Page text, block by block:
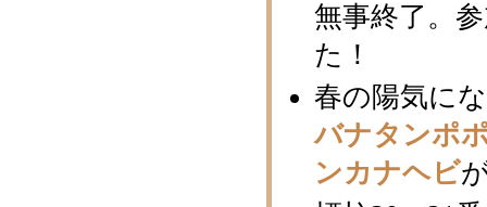
無事終了。
た！
春の陽気に
バナタンポ
ンカナヘビ